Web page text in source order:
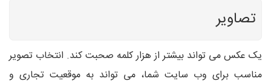
تصاویر
یک عکس می تواند بیشتر از هزار کلمه صحبت کند. انتخاب تصویر
مناسب برای وب سایت شما، می تواند به موقعیت تجاری و